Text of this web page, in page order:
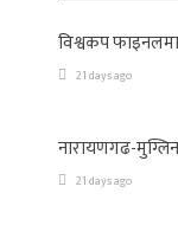
विश्वकप
21 days ago
नारायणगढ-
21 days ago